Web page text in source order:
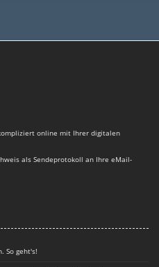
online mit Ihrer digitalen
als Sendeprotokoll an Ihre eMail-
So geht's!